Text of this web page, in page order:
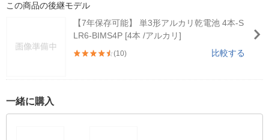
この商品の後継モデル
【7年保存可能】 単3形アルカリ乾電池 4本-S
LR6-BIMS4P [4本 /アルカリ]
(10) 比較する
一緒に購入